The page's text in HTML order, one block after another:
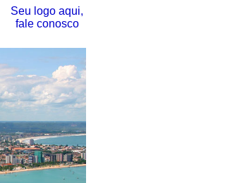
Seu logo aqui,
fale conosco